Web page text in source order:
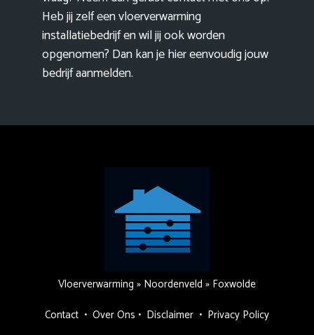
Heb jij zelf een vloerverwarming
installatiebedrijf en wil jij ook worden
opgenomen? Dan kan je hier eenvoudigjouw
bedrijf aanmelden.
Vloerverwarming » Noordenveld » Foxwolde
Contact • Over Ons • Disclaimer • Privacy Policy